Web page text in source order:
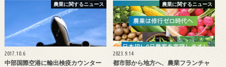
農業に関するニュース
2017.10.6
中部国際空港に輸出検疫カウンター
農業に関するニュース
2023.9.14
都市部から地方へ、農業フランチャ